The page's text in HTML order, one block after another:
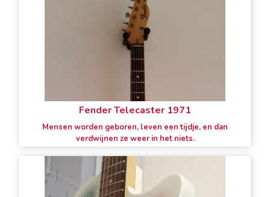
Fender Telecaster 1971
Mensen worden geboren, leven een tijdje, en dan
verdwijnen ze weer in het niets.